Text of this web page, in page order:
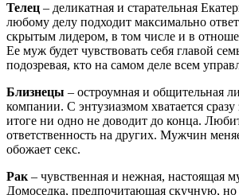
Телец – деликатная и старательная
любому делу подходит максимально
скрытым лидером, в том числе и в
Ее муж будет чувствовать себя главой
подозревая, кто на самом деле всем
Близнецы – остроумная и общительная
компании. С энтузиазмом хватается сразу
итоге ни одно не доводит до конца.
ответственность на других. Мужчин
обожает секс.
Рак – чувственная и нежная, настоящая
Домоседка, предпочитающая скучную,